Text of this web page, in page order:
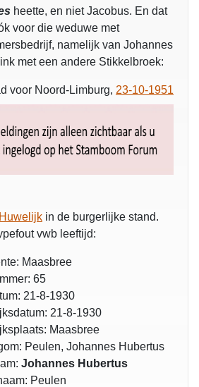
heette, en niet Jacobus. En dat
voor die weduwe met
namelijk van Johannes
met een andere Stikkelbroek:
voor Noord-Limburg, 23-10-1951
Huwelijk in de burgerlijke stand.
vwb leeftijd:
Maasbree
65
21-8-1930
21-8-1930
Maasbree
Peulen, Johannes Hubertus
Johannes Hubertus
Peulen